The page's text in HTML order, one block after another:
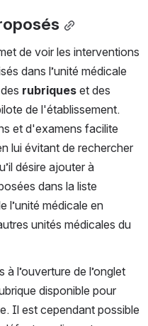
de voir les interventions
dans l’unité médicale
rubriques
de l'établissement.
et d'examens facilite
lui évitant de rechercher
désire ajouter à
dans la liste
l’unité médicale en
unités médicales du
l’ouverture de l’onglet
disponible pour
Il est cependant possible